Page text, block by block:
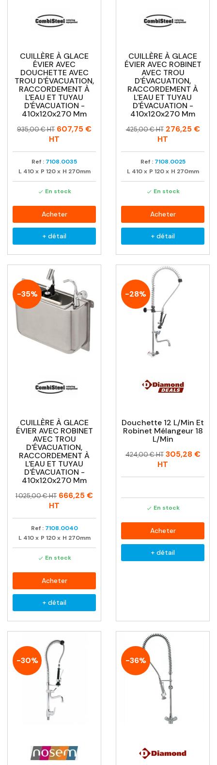
CUILLÈRE À GLACE
ÉVIER AVEC
DOUCHETTE AVEC
TROU D'ÉVACUATION,
RACCORDEMENT À
L'EAU ET TUYAU
D'ÉVACUATION -
410x120x270 Mm
Prix
Prix
935,00 € HT 607,75 €
HT
Ref : 7108.0035
L 410 x P 120 x H 270mm
 En stock
Acheter
+ détail
CUILLÈRE À GLACE
ÉVIER AVEC ROBINET
AVEC TROU
D'ÉVACUATION,
RACCORDEMENT À
L'EAU ET TUYAU
D'ÉVACUATION -
410x120x270 Mm
Prix
Prix
425,00 € HT 276,25 €
HT
Ref : 7108.0025
L 410 x P 120 x H 270mm
 En stock
Acheter
+ détail
-35%
CUILLÈRE À GLACE
ÉVIER AVEC ROBINET
AVEC TROU
D'ÉVACUATION,
RACCORDEMENT À
L'EAU ET TUYAU
D'ÉVACUATION -
410x120x270 Mm
Prix
Prix
1 025,00 € HT 666,25 €
HT
Ref : 7108.0040
L 410 x P 120 x H 270mm
 En stock
Acheter
+ détail
-28%
Douchette 12 L/min Et
Robinet Mélangeur 18
L/min
Prix
Prix
424,00 € HT 305,28 €
HT
 En stock
Acheter
+ détail
-30% -36%